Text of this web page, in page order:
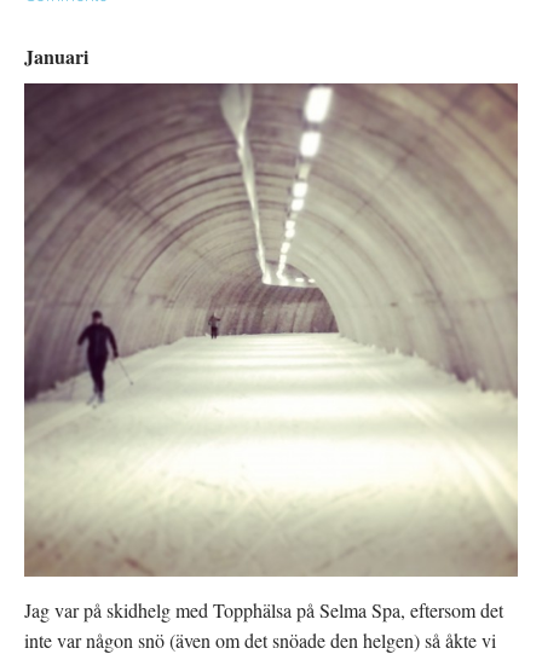
Januari
Jag var på skidhelg med Topphälsa på Selma Spa, eftersom det
inte var någon snö (även om det snöade den helgen) så åkte vi